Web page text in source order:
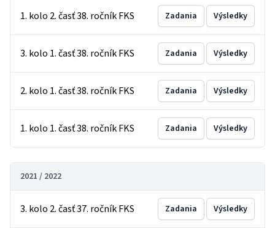
1. kolo 2. časť 38. ročník FKS Zadania Výsledky
3. kolo 1. časť 38. ročník FKS Zadania Výsledky
2. kolo 1. časť 38. ročník FKS Zadania Výsledky
1. kolo 1. časť 38. ročník FKS Zadania Výsledky
2021 / 2022
3. kolo 2. časť 37. ročník FKS Zadania Výsledky